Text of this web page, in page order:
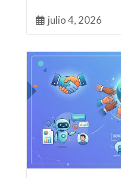
julio 4, 2026